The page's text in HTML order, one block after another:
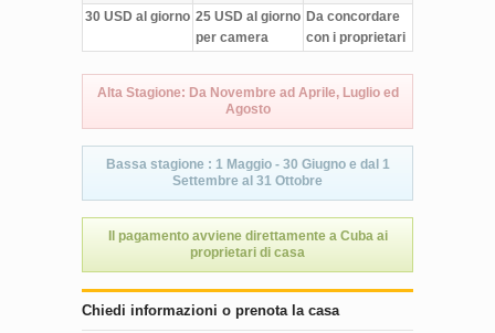
30 USD al giorno 25 USD al giorno
per camera
Da concordare
con i proprietari
Alta Stagione: Da Novembre ad Aprile, Luglio ed
Agosto
Bassa stagione : 1 Maggio - 30 Giugno e dal 1
Settembre al 31 Ottobre
Il pagamento avviene direttamente a Cuba ai
proprietari di casa
Chiedi informazioni o prenota la casa